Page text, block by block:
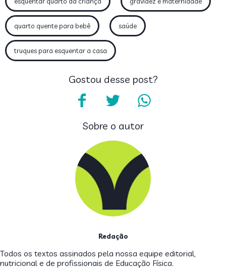
quarto quente para bebê saúde
truques para esquentar a casa
Gostou desse post?
Sobre o autor
Redação
Todos os textos assinados pela nossa equipe editorial,
nutricional e de profissionais de Educação Física.